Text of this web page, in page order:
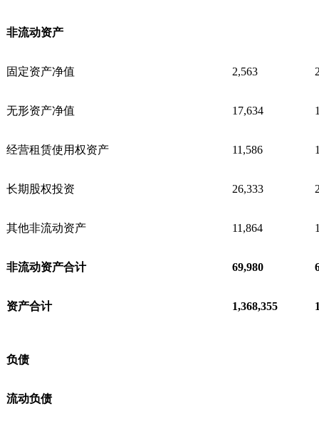
非流动资产
固定资产净值 2,563
无形资产净值 17,634
经营租赁使用权资产 11,586
长期股权投资 26,333
其他非流动资产 11,864
非流动资产合计 69,980
资产合计 1,368,355
负债
流动负债